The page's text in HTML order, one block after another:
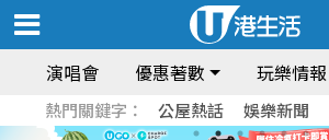
演唱會 優惠著數 玩樂情報
熱門關鍵字： 公屋熱話 娛樂新聞